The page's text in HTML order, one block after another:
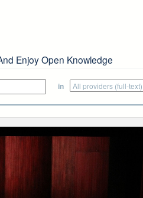
Enjoy Open Knowledge
in